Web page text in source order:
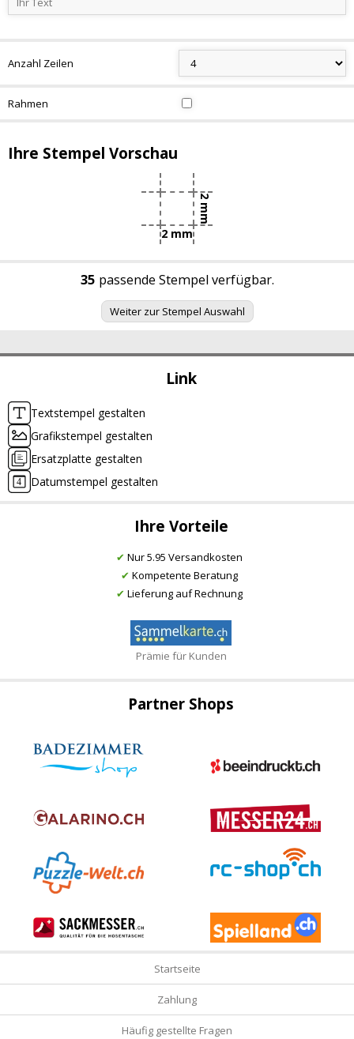
Link
Textstempel gestalten
Grafikstempel gestalten
Ersatzplatte gestalten
Datumstempel gestalten
Ihre Vorteile
✔ Nur 5.95 Versandkosten
✔ Kompetente Beratung
✔ Lieferung auf Rechnung
Prämie für Kunden
Anzahl Zeilen
Rahmen
Ihre Stempel Vorschau
2 mm
2 mm
35 passende Stempel verfügbar.
Weiter zur Stempel Auswahl
Partner Shops
Startseite
Zahlung
Häufig gestellte Fragen